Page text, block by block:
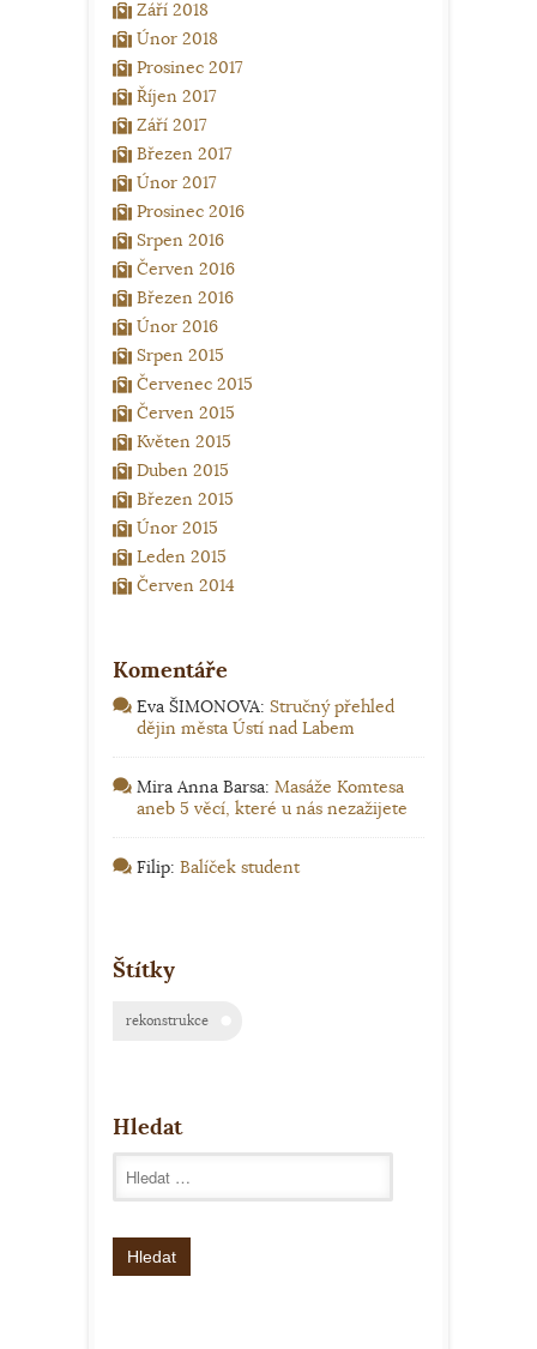
Září 2018
Únor 2018
Prosinec 2017
Říjen 2017
Září 2017
Březen 2017
Únor 2017
Prosinec 2016
Srpen 2016
Červen 2016
Březen 2016
Únor 2016
Srpen 2015
Červenec 2015
Červen 2015
Květen 2015
Duben 2015
Březen 2015
Únor 2015
Leden 2015
Červen 2014
Komentáře
Eva ŠIMONOVA: Stručný přehled
dějin města Ústí nad Labem
Mira Anna Barsa: Masáže Komtesa
aneb 5 věcí, které u nás nezažijete
Filip: Balíček student
Štítky
rekonstrukce
Hledat